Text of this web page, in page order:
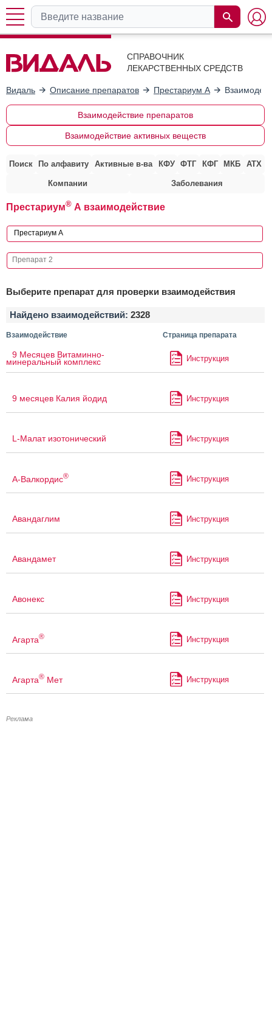
СПРАВОЧНИК
ЛЕКАРСТВЕННЫХ СРЕДСТВ
Видаль Описание препаратов Престариум А
Взаимодействие препаратов
Взаимодействие активных веществ
Поиск По алфавиту Активные в-ва КФУ ФТГ КФГ МКБ АТХ
Компании Заболевания
Престариум® А взаимодействие
Выберите препарат для проверки взаимодействия
Найдено взаимодействий: 2328
Взаимодействие Страница препарата
9 Месяцев Витаминно-
минеральный комплекс Инструкция
9 месяцев Калия йодид Инструкция
L-Малат изотонический Инструкция
А-Валкордис® Инструкция
Авандаглим Инструкция
Авандамет Инструкция
Авонекс Инструкция
Агарта® Инструкция
Агарта® Мет Инструкция
Реклама